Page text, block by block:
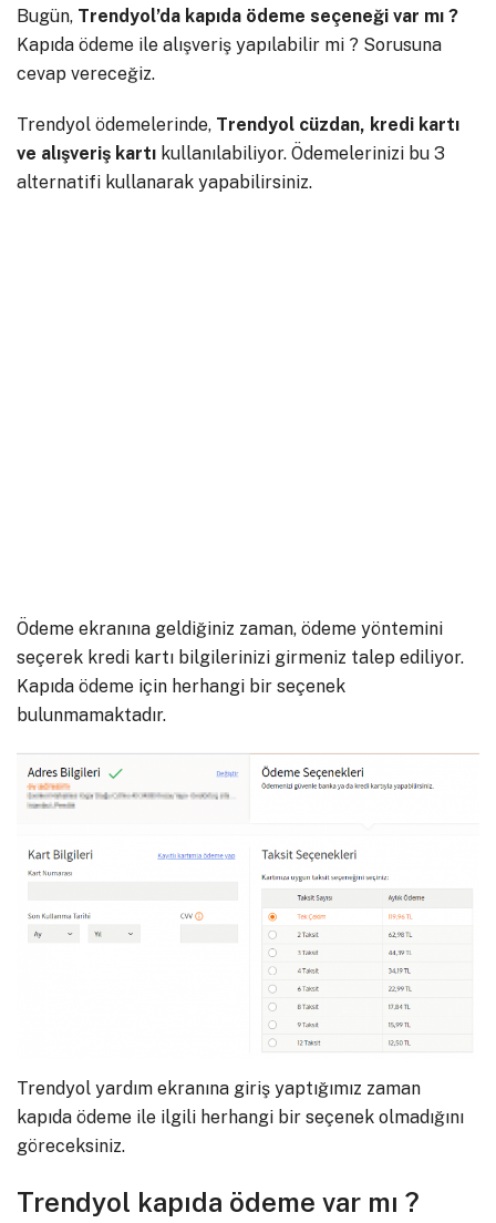
Bugün, Trendyol’da kapıda ödeme seçeneği var mı ?
Kapıda ödeme ile alışveriş yapılabilir mi ? Sorusuna
cevap vereceğiz.
Trendyol ödemelerinde, Trendyol cüzdan, kredi kartı
ve alışveriş kartı kullanılabiliyor. Ödemelerinizi bu 3
alternatifi kullanarak yapabilirsiniz.
Ödeme ekranına geldiğiniz zaman, ödeme yöntemini
seçerek kredi kartı bilgilerinizi girmeniz talep ediliyor.
Kapıda ödeme için herhangi bir seçenek
bulunmamaktadır.
Trendyol yardım ekranına giriş yaptığımız zaman
kapıda ödeme ile ilgili herhangi bir seçenek olmadığını
göreceksiniz.
Trendyol kapıda ödeme var mı ?